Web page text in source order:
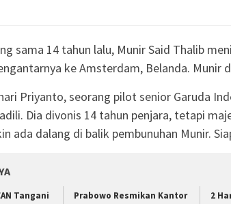
sama 14 tahun lalu, Munir Said Thalib
ke Amsterdam, Belanda. Munir
Priyanto, seorang pilot senior Garuda
Dia divonis 14 tahun penjara, tetapi
ada dalang di balik pembunuhan Munir.
Tangani
Prabowo Resmikan Kantor
2